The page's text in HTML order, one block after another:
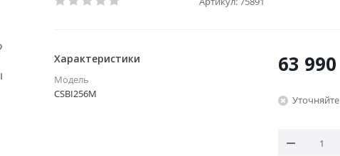
Характеристики
Модель
CSBI256M
63 990
Уточняйте